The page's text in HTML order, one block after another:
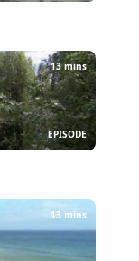
13 mins
EPISODE
13 mins